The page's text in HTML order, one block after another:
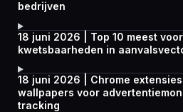
bedrijven
18 juni 2026 | Top 10 meest
kwetsbaarheden in
18 juni 2026 | Chrome
wallpapers voor
tracking